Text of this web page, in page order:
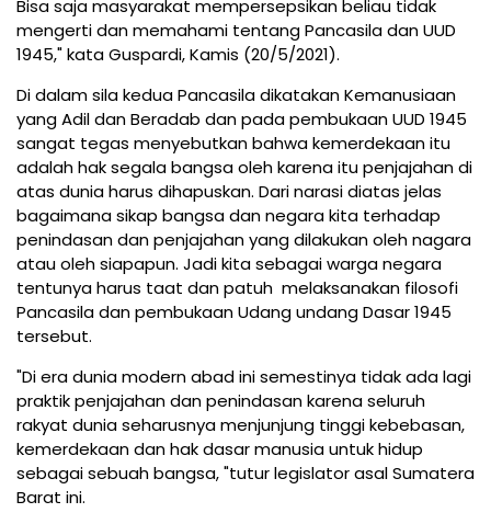
Bisa saja masyarakat mempersepsikan beliau tidak
mengerti dan memahami tentang Pancasila dan UUD
1945," kata Guspardi, Kamis (20/5/2021).
Di dalam sila kedua Pancasila dikatakan Kemanusiaan
yang Adil dan Beradab dan pada pembukaan UUD 1945
sangat tegas menyebutkan bahwa kemerdekaan itu
adalah hak segala bangsa oleh karena itu penjajahan di
atas dunia harus dihapuskan. Dari narasi diatas jelas
bagaimana sikap bangsa dan negara kita terhadap
penindasan dan penjajahan yang dilakukan oleh nagara
atau oleh siapapun. Jadi kita sebagai warga negara
tentunya harus taat dan patuh melaksanakan filosofi
Pancasila dan pembukaan Udang undang Dasar 1945
tersebut.
"Di era dunia modern abad ini semestinya tidak ada lagi
praktik penjajahan dan penindasan karena seluruh
rakyat dunia seharusnya menjunjung tinggi kebebasan,
kemerdekaan dan hak dasar manusia untuk hidup
sebagai sebuah bangsa, "tutur legislator asal Sumatera
Barat ini.